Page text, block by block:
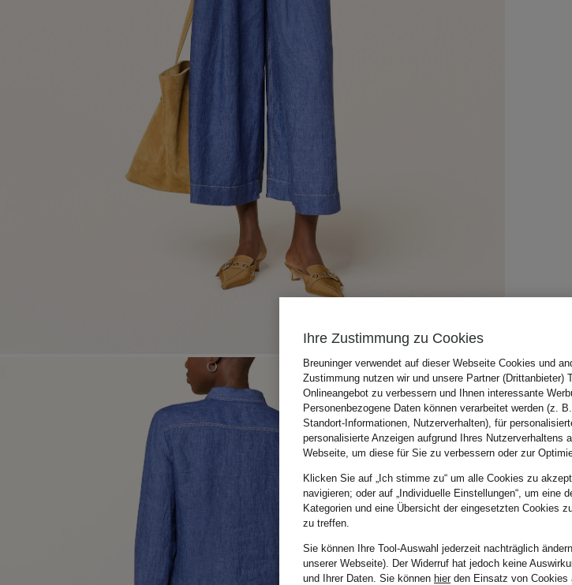
Ihre Zustimmung zu Cookies
Breuninger verwendet auf dieser Webseite Cookies und
Zustimmung nutzen wir und unsere Partner (Drittanbieter)
Onlineangebot zu verbessern und Ihnen interessante
Personenbezogene Daten können verarbeitet werden (z.
Standort-Informationen, Nutzerverhalten), für
personalisierte Anzeigen aufgrund Ihres Nutzerverhaltens
Webseite, um diese für Sie zu verbessern oder zur
Klicken Sie auf „Ich stimme zu“ um alle Cookies zu
navigieren; oder auf „Individuelle Einstellungen“, um eine
Kategorien und eine Übersicht der eingesetzten Cookies
zu treffen.
Sie können Ihre Tool-Auswahl jederzeit nachträglich
unserer Webseite). Der Widerruf hat jedoch keine
und Ihrer Daten. Sie können hierden Einsatz von Cookies